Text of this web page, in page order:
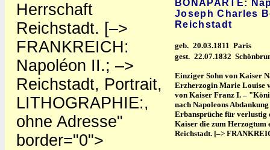
Herrschaft
Reichstadt. [–>
FRANKREICH:
Napoléon II.; –>
Reichstadt, Portrait,
LITHOGRAPHIE:,
ohne Adresse"
border="0">
BONAPARTE:
Joseph Charles
Reichstadt
geb. 20.03.1811 Paris
gest. 22.07.1832
Einziger Sohn von Kaiser
Erzherzogin Marie Louise
von Kaiser Franz I. –
nach Napoleons
Erbansprüche für
Kaiser die zum Herzogtum
Reichstadt. [–>